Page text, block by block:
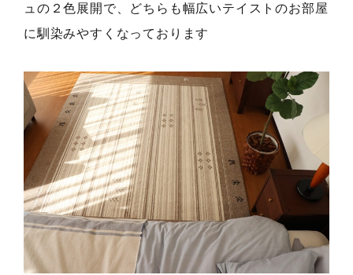
ュの２色展開で、どちらも幅広いテイストのお部屋
に馴染みやすくなっております